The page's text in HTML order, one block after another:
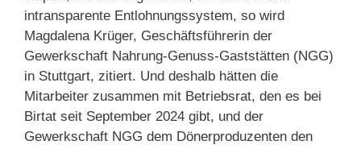
intransparente Entlohnungssystem, so wird
Magdalena Krüger, Geschäftsführerin der
Gewerkschaft Nahrung-Genuss-Gaststätten (NGG)
in Stuttgart, zitiert. Und deshalb hätten die
Mitarbeiter zusammen mit Betriebsrat, den es bei
Birtat seit September 2024 gibt, und der
Gewerkschaft NGG dem Dönerproduzenten den